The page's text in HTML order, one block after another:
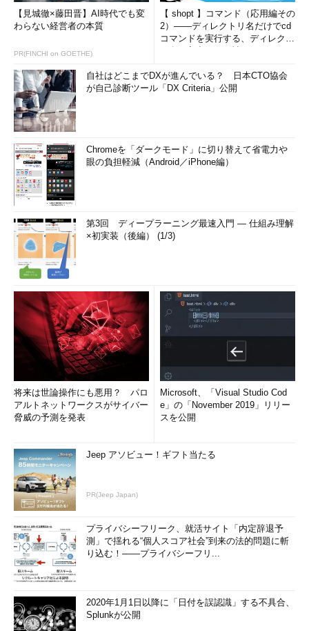
【見城徹×藤田晋】AI時代でも変
わらない経営者の本質
PR(FINCHI on GOETHE)
【 shopt 】コマンド（応用編その
2）――ディレクトリ名だけでcd
コマンドを実行する、ディレクト
自社はどこまでDXが進んでいる？ 日本CTO協会
が自己診断ツール「DX Criteria」公開
Chromeを「ダークモード」に切り替えて省電力や
眼の負担軽減（Android／iPhone編）
第3回 ディープラーニング最速入門 ― 仕組み理解
×初実装（後編） (1/3)
将来は世論操作にも悪用？ パロ
アルトネットワークスがサイバー
脅威の予測を発表
Microsoft、「Visual Studio Cod
e」の「November 2019」リリー
スを公開
Jeep アソビュー！ギフト当たる
PR(Jeep Japan)
プライバシーフリーク、就活サイト「内定辞退予
測」で揺れる“個人スコア社会”到来の法的問題に斬
り込む！――プライバシーフリ...
2020年1月1日以降に「日付を誤認識」する不具合、
Splunkが公開